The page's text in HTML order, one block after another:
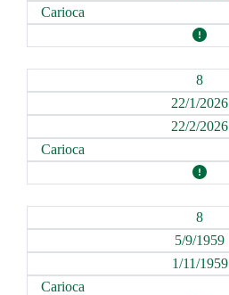
Carioca
8
22/1/2026
22/2/2026
Carioca
8
5/9/1959
1/11/1959
Carioca